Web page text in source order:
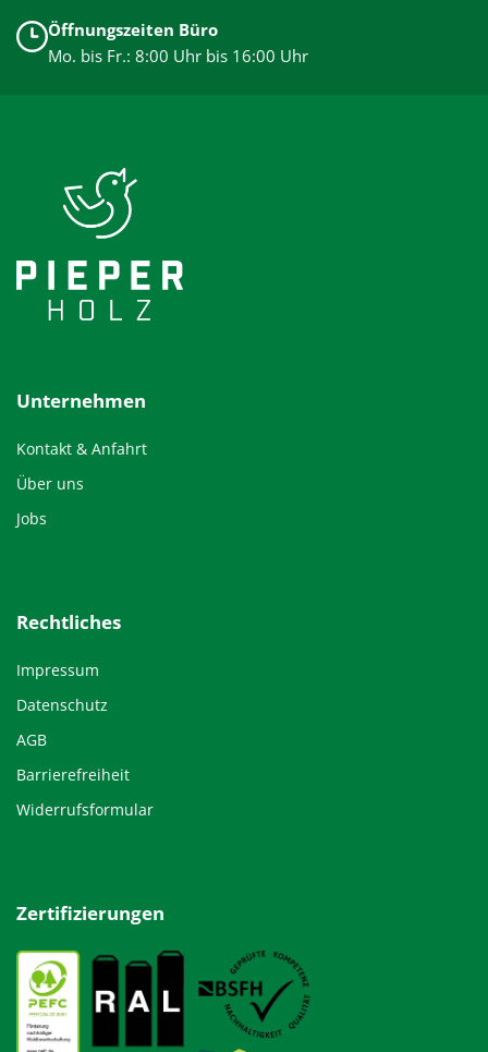
Öffnungszeiten Büro
Mo. bis Fr.: 8:00 Uhr bis 16:00 Uhr
Unternehmen
Kontakt & Anfahrt
Über uns
Jobs
Rechtliches
Impressum
Datenschutz
AGB
Barrierefreiheit
Widerrufsformular
Zertifizierungen